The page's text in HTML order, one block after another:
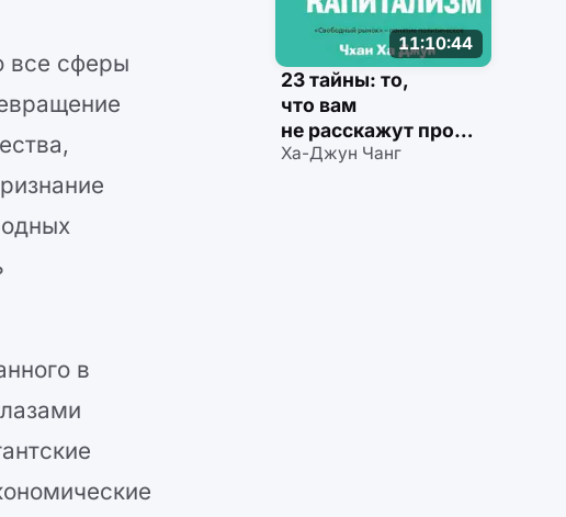
все сферы
в
11:10:44
23 тайны: то,
что вам
не расскажут про
капитализм
Ха-Джун Чанг